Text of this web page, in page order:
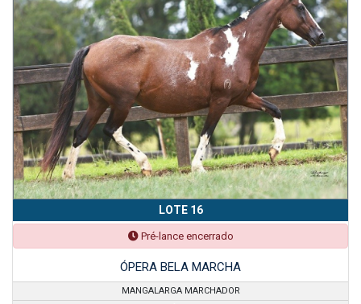
LOTE 16
Pré-lance encerrado
ÓPERA BELA MARCHA
MANGALARGA MARCHADOR